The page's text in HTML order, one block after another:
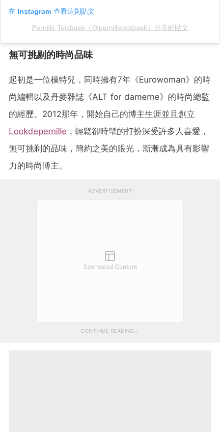
在 Instagram 查看這則貼文
Pernille Teisbaek（@pernilleteisbaek）分享的貼文
無可挑剔的時尚品味
起初是一位模特兒，同時擁有7年《Eurowoman》的時
尚編輯以及丹麥雜誌《ALT for damerne》的時尚總監
的經歷。2012那年，開始自己的博主生涯並且創立
Lookdepernille ，輕鬆卻時髦的打扮深受許多人喜愛，
無可挑剃的品味，簡約之美的眼光，漸漸成為具有影響
力的時尚博主。
ADVERTISEMENT
Sponsored Content
CONTINUE READING